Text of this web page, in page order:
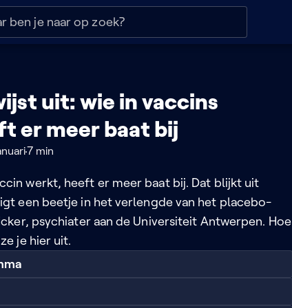
uit: wie in vaccins
er meer baat bij
7 min
werkt, heeft er meer baat bij. Dat blijkt uit
een beetje in het verlengde van het placebo-
psychiater aan de Universiteit Antwerpen. Hoe
je hier uit.